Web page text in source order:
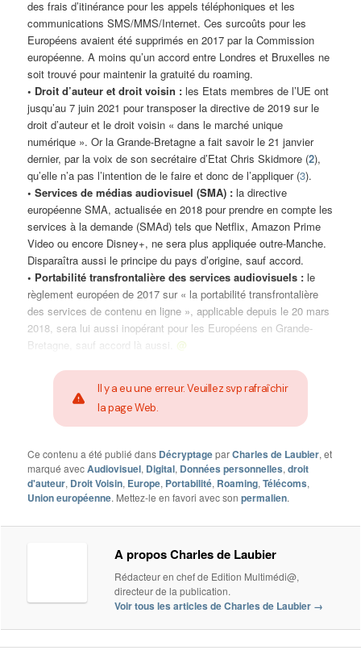
des frais d’itinérance pour les appels téléphoniques et les
communications SMS/MMS/Internet. Ces surcoûts pour les
Européens avaient été supprimés en 2017 par la Commission
européenne. A moins qu’un accord entre Londres et Bruxelles ne
soit trouvé pour maintenir la gratuité du roaming.
• Droit d’auteur et droit voisin : les Etats membres de l’UE ont
jusqu’au 7 juin 2021 pour transposer la directive de 2019 sur le
droit d’auteur et le droit voisin « dans le marché unique
numérique ». Or la Grande-Bretagne a fait savoir le 21 janvier
dernier, par la voix de son secrétaire d’Etat Chris Skidmore (2),
qu’elle n’a pas l’intention de le faire et donc de l’appliquer (3).
• Services de médias audiovisuel (SMA) : la directive
européenne SMA, actualisée en 2018 pour prendre en compte les
services à la demande (SMAd) tels que Netflix, Amazon Prime
Video ou encore Disney+, ne sera plus appliquée outre-Manche.
Disparaîtra aussi le principe du pays d’origine, sauf accord.
• Portabilité transfrontalière des services audiovisuels : le
règlement européen de 2017 sur « la portabilité transfrontalière
des services de contenu en ligne », applicable depuis le 20 mars
2018, sera lui aussi inopérant pour les Européens en Grande-
Bretagne, sauf accord là aussi. @
Il y a eu une erreur. Veuillez svp rafraîchir
la page Web.
Ce contenu a été publié dans DécryptageparCharles de Laubier, et
marqué avecAudiovisuel, Digital, Données personnelles,droit
d'auteur, Droit Voisin, Europe, Portabilité, Roaming,Télécoms,
Union européenne. Mettez-le en favori avec sonpermalien.
A propos Charles de Laubier
Rédacteur en chef de Edition Multimédi@,
directeur de la publication.
Voir tous les articles de Charles de Laubier →